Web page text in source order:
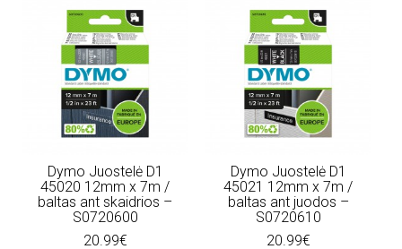
Dymo Juostelė D1
45020 12mm x 7m /
baltas ant skaidrios –
S0720600
20.99€
Dymo Juostelė D1
45021 12mm x 7m /
baltas ant juodos –
S0720610
20.99€